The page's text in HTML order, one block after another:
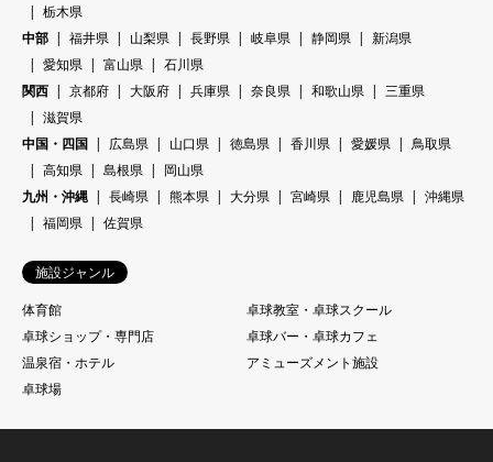
栃木県
中部
福井県 山梨県 長野県 岐阜県 静岡県
新潟県
愛知県
富山県
石川県
関西
京都府 大阪府 兵庫県 奈良県 和歌山県
三重県
滋賀県
中国・四国
広島県 山口県 徳島県 香川県 愛媛県
鳥取県
高知県
島根県
岡山県
九州・沖縄
長崎県 熊本県 大分県 宮崎県 鹿児島県
沖縄県
福岡県
佐賀県
施設ジャンル
体育館
卓球教室・卓球スクール
卓球ショップ・専門店
卓球バー・卓球カフェ
温泉宿・ホテル
アミューズメント施設
卓球場